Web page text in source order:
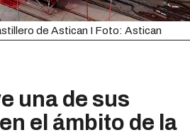
de Astican I Foto: Astican
una de sus
el ámbito de la